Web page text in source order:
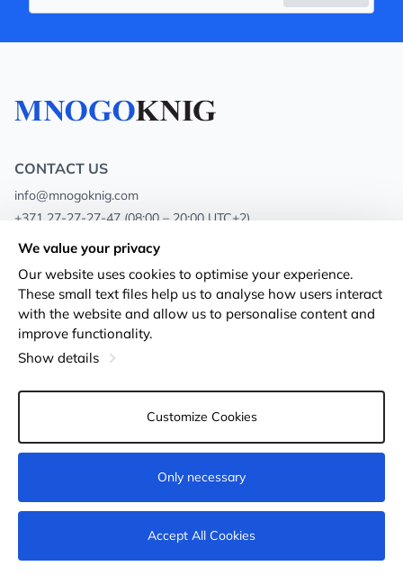
Not available
CONTACT US
info@mnogoknig.com
+371 27-27-27-47 (08:00 – 20:00 UTC+2)
Rīga, Augusta Deglava 69d, LV-1082
About us
Stores
Shipping and payment
Loyalty Cards
Privacy Policy
Terms and conditions
Returns
Cookie settings
© 2011-2026 MNOGOKNIG
We value your privacy
Our website uses cookies to optimise your experience.
These small text files help us to analyse how users interact
with the website and allow us to personalise content and
improve functionality.
Show details
Customize Cookies
Only necessary
Accept All Cookies